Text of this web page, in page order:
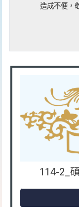
造成不便，
114-2_